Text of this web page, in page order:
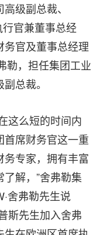
级副总裁、
官兼董事总经
官及董事总经理
勒，担任集团工业
总裁。
这么短的时间内
席财务官这一重
专家，拥有丰富
解，”舍弗勒集
舍弗勒先生说
斯先生加入舍弗